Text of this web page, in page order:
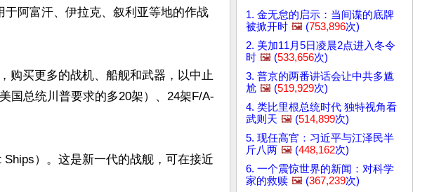
阿富汗、伊拉克、叙利亚等地的作战
购买更多的战机、船舰和武器，以中止
国总统川普要求的多20架）、24架F/A-
）。这是新一代的战舰，可在接近
1. 金无怠的启示：当间谍的底牌
被掀开时 🖼️ (753,896次)
2. 美加11月5日凌晨2点进入冬令
时 🖼️ (533,656次)
3. 普京的两番讲话会让中共多尴
尬 🖼️ (519,929次)
4. 类比里根总统时代 独特视角看
武则天 🖼️ (514,899次)
5. 现任高官：习近平与江泽民半
斤八两 🖼️ (448,162次)
6. 一个震惊世界的新闻：对科学
家的救赎 🖼️ (367,239次)